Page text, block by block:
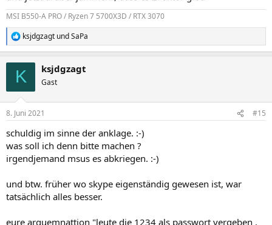
MSI B550-A PRO / Ryzen 7 5700X3D / RTX 3070
R
e
e
:
ksjdgzagt undSaPa
K ksjdgzagt
Gast
8. Juni 2021 #15
schuldig im sinne der anklage. :-)
was soll ich denn bitte machen ?
irgendjemand msus es abkriegen. :-)
und btw. früher wo skype eigenständig gewesen ist, war
tatsächlich alles besser.
eure arguemnattion "leute die 1234 als passwort vergeben ,